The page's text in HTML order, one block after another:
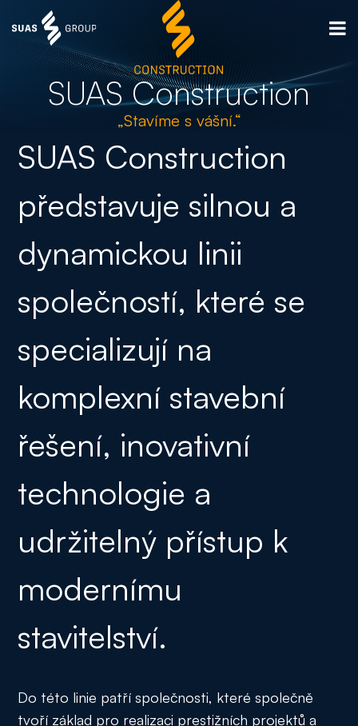
SUAS Construction
„Stavíme s vášní.“
SUAS Construction
představuje silnou a
dynamickou linii
společností, které se
specializují na
komplexní stavební
řešení, inovativní
technologie a
udržitelný přístup k
modernímu
stavitelství.
Do této linie patří společnosti, které společně
tvoří základ pro realizaci prestižních projektů a